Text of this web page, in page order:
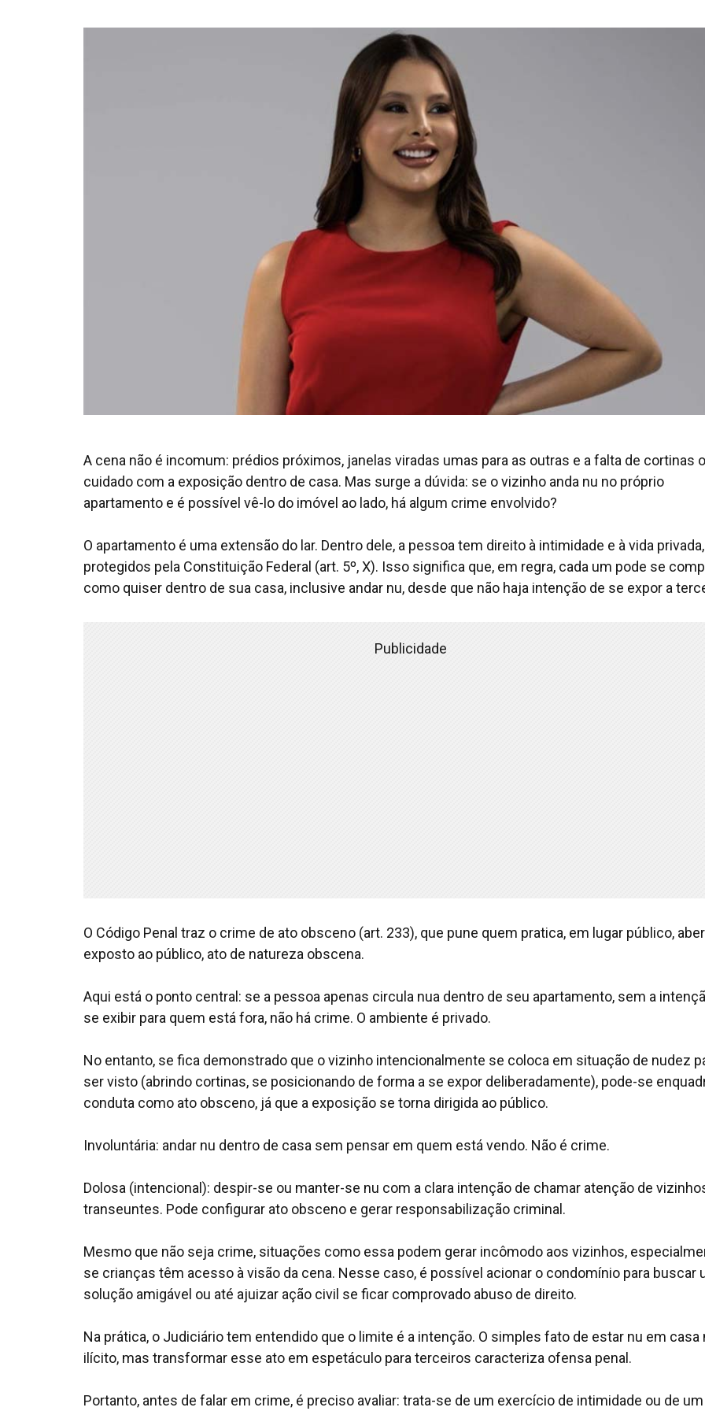
A cena não é incomum: prédios próximos, janelas viradas umas para as outras e a falta de cortinas
cuidado com a exposição dentro de casa. Mas surge a dúvida: se o vizinho anda nu no próprio
apartamento e é possível vê-lo do imóvel ao lado, há algum crime envolvido?
O apartamento é uma extensão do lar. Dentro dele, a pessoa tem direito à intimidade e à vida privada,
protegidos pela Constituição Federal (art. 5º, X). Isso significa que, em regra, cada um pode se
como quiser dentro de sua casa, inclusive andar nu, desde que não haja intenção de se expor a
Publicidade
O Código Penal traz o crime de ato obsceno (art. 233), que pune quem pratica, em lugar público,
exposto ao público, ato de natureza obscena.
Aqui está o ponto central: se a pessoa apenas circula nua dentro de seu apartamento, sem a
se exibir para quem está fora, não há crime. O ambiente é privado.
No entanto, se fica demonstrado que o vizinho intencionalmente se coloca em situação de nudez
ser visto (abrindo cortinas, se posicionando de forma a se expor deliberadamente), pode-se
conduta como ato obsceno, já que a exposição se torna dirigida ao público.
Involuntária: andar nu dentro de casa sem pensar em quem está vendo. Não é crime.
Dolosa (intencional): despir-se ou manter-se nu com a clara intenção de chamar atenção de
transeuntes. Pode configurar ato obsceno e gerar responsabilização criminal.
Mesmo que não seja crime, situações como essa podem gerar incômodo aos vizinhos,
se crianças têm acesso à visão da cena. Nesse caso, é possível acionar o condomínio para buscar
solução amigável ou até ajuizar ação civil se ficar comprovado abuso de direito.
Na prática, o Judiciário tem entendido que o limite é a intenção. O simples fato de estar nu em casa
ilícito, mas transformar esse ato em espetáculo para terceiros caracteriza ofensa penal.
Portanto, antes de falar em crime, é preciso avaliar: trata-se de um exercício de intimidade ou de